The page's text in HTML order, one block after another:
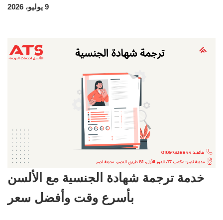
9 يوليو، 2026
خدمة ترجمة شهادة الجنسية مع الألسن
بأسرع وقت وأفضل سعر